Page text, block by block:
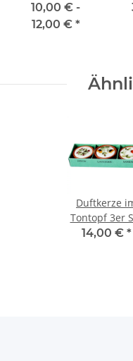
10,00 € -
12,00 € *
Duftkerze
Tontopf 3er
mit Dufnoten
14,00 € *